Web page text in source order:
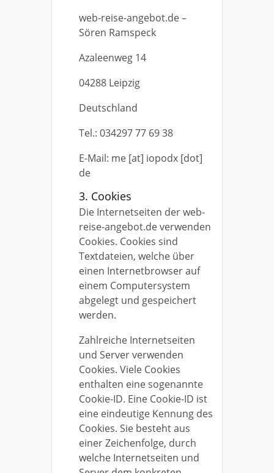
web-reise-angebot.de –
Sören Ramspeck
Azaleenweg 14
04288 Leipzig
Deutschland
Tel.: 034297 77 69 38
E-Mail: me [at] iopodx [dot]
de
3. Cookies
Die Internetseiten der web-
reise-angebot.de verwenden
Cookies. Cookies sind
Textdateien, welche über
einen Internetbrowser auf
einem Computersystem
abgelegt und gespeichert
werden.
Zahlreiche Internetseiten
und Server verwenden
Cookies. Viele Cookies
enthalten eine sogenannte
Cookie-ID. Eine Cookie-ID ist
eine eindeutige Kennung des
Cookies. Sie besteht aus
einer Zeichenfolge, durch
welche Internetseiten und